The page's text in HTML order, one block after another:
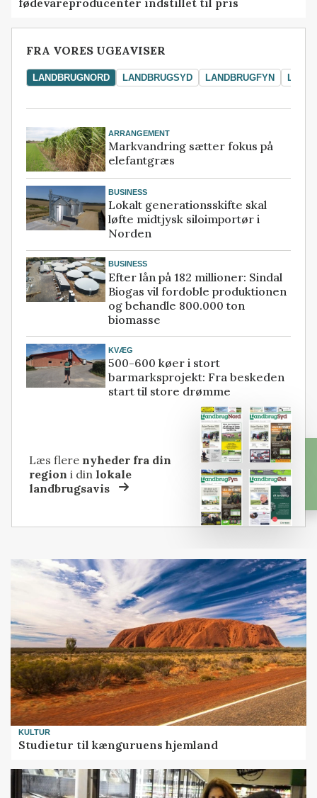
fødevareproducenter indstillet til pris
FRA VORES UGEAVISER
LANDBRUGNORD LANDBRUGSYD LANDBRUGFYN
ARRANGEMENT
Markvandring sætter fokus på
elefantgræs
BUSINESS
Lokalt generationsskifte skal
løfte midtjysk siloimportør i
Norden
BUSINESS
Efter lån på 182 millioner: Sindal
Biogas vil fordoble produktionen
og behandle 800.000 ton
biomasse
KVÆG
500-600 køer i stort
barmarksprojekt: Fra beskeden
start til store drømme
Læs flere nyheder fra din
region i dinlokale
landbrugsavis
KULTUR
Studietur til kænguruens hjemland